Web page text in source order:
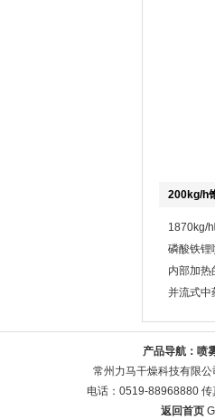
200kg/h
1870kg/
磷酸铁锂
内部加热
并流式中
产品导航： 喷
常州力马干燥科技有限公
电话：0519-88968880
返回首页